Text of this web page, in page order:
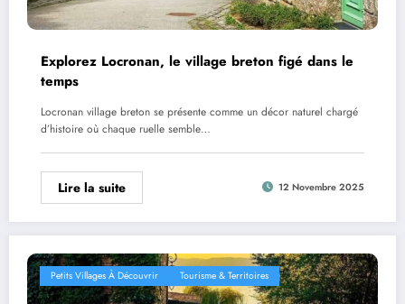
Explorez Locronan, le village breton figé dans le
temps
Locronan village breton se présente comme un décor naturel chargé
d’histoire où chaque ruelle semble…
Lire la suite 12 Novembre 2025
Petits Villages À Découvrir Tourisme & Territoires